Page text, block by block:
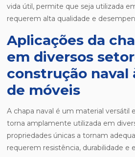
vida útil, permite que seja utilizada
requerem alta qualidade e
Aplicações da
em diversos
construção naval
de móveis
A chapa naval é um material versátil
torna amplamente utilizada em
propriedades únicas a tornam
requerem resistência, durabilidade e